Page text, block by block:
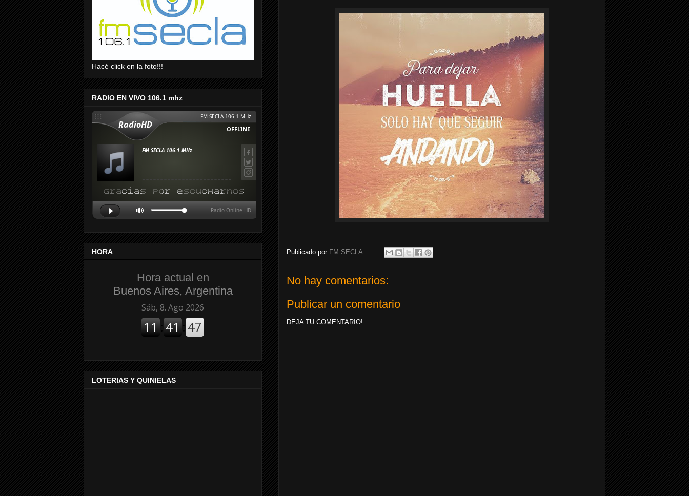
Publicado por FM SECLA
No hay comentarios:
Publicar un comentario
DEJA TU COMENTARIO!
Hacé click en la foto!!!
RADIO EN VIVO 106.1 mhz
HORA
Hora actual en
Buenos Aires, Argentina
LOTERIAS Y QUINIELAS